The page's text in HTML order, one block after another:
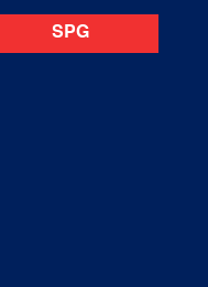
SPG